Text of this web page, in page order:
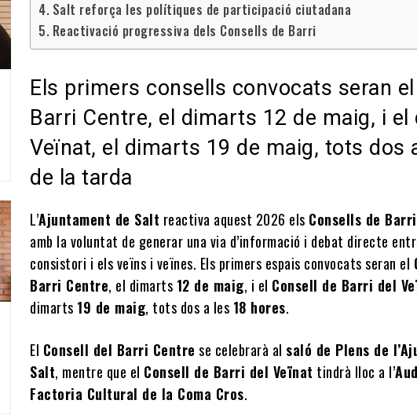
Salt reforça les polítiques de participació ciutadana
Reactivació progressiva dels Consells de Barri
Els primers consells convocats seran el
Barri Centre, el dimarts 12 de maig, i el
Veïnat, el dimarts 19 de maig, tots dos
de la tarda
L’Ajuntament de Salt reactiva aquest 2026 els Consells de Barri
amb la voluntat de generar una via d’informació i debat directe
consistori i els veïns i veïnes. Els primers espais convocats seran el
Barri Centre, el dimarts 12 de maig, i el Consell de Barri del
dimarts 19 de maig, tots dos a les 18 hores.
El Consell del Barri Centre se celebrarà al saló de Plens de
Salt, mentre que el Consell de Barri del Veïnat tindrà lloc a l’
Factoria Cultural de la Coma Cros.